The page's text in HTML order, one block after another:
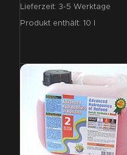
Lieferzeit: 3-5 Werktage
Produkt enthält: 10